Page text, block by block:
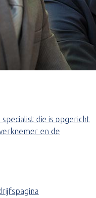
die is opgericht
en de